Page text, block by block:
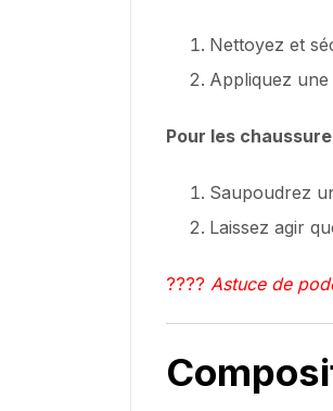
Nettoyez et
Appliquez
Pour les
Saupoudrez
Laissez agir
???? Astuce de